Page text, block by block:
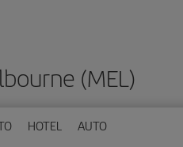
(MEL)
HOTEL AUTO